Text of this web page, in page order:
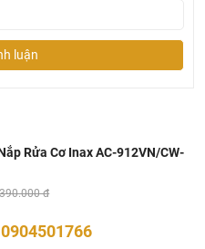
luận
Rửa Cơ Inax AC-912VN/CW-
đ
0904501766